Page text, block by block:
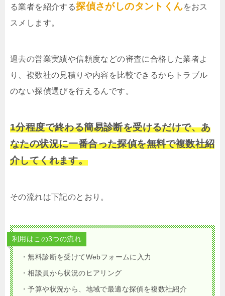
る業者を紹介する探偵さがしのタントくんをおス
スメします。
過去の営業実績や信頼度などの審査に合格した業者よ
り、複数社の見積りや内容を比較できるからトラブル
のない探偵選びを行えるんです。
1分程度で終わる簡易診断を受けるだけで、あ
なたの状況に一番合った探偵を無料で複数社紹
介してくれます。
その流れは下記のとおり。
利用はこの3つの流れ
・無料診断を受けてWebフォームに入力
・相談員から状況のヒアリング
・予算や状況から、地域で最適な探偵を複数社紹介